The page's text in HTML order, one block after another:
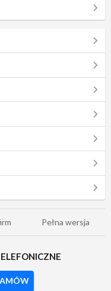
Pełna wersja